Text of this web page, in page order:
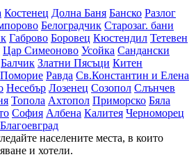
Костенец Долна Баня Банско Разлог
Белоградчик Старозаг. бани
Габрово Боровец Кюстендил Тетевен
Цар Симеоново Усойка Сандански
Балчик Златни Пясъци Китен
Поморие Равда Св.Константин и Елена
Несебър Лозенец Созопол Слънчев
Топола Ахтопол Приморско Бяла
София Албена Калитея Черноморец
Благоевград
населените места, в които
и хотели.